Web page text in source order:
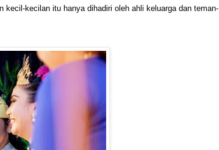
kecil-kecilan itu hanya dihadiri oleh ahli keluarga dan teman-